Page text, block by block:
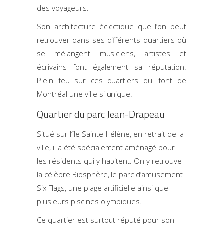
des voyageurs.
Son architecture éclectique que l’on peut
retrouver dans ses différents quartiers où
se mélangent musiciens, artistes et
écrivains font également sa réputation.
Plein feu sur ces quartiers qui font de
Montréal une ville si unique.
Quartier du parc Jean-Drapeau
Situé sur l’île Sainte-Hélène, en retrait de la
ville, il a été spécialement aménagé pour
les résidents qui y habitent. On y retrouve
la célèbre Biosphère, le parc d’amusement
Six Flags, une plage artificielle ainsi que
plusieurs piscines olympiques.
Ce quartier est surtout réputé pour son